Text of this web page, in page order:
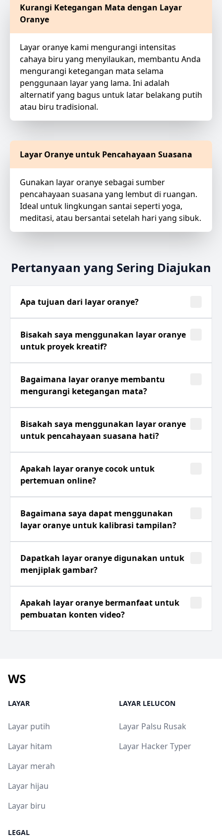
Kurangi Ketegangan Mata dengan Layar
Oranye
Layar oranye kami mengurangi intensitas
cahaya biru yang menyilaukan, membantu Anda
mengurangi ketegangan mata selama
penggunaan layar yang lama. Ini adalah
alternatif yang bagus untuk latar belakang putih
atau biru tradisional.
Layar Oranye untuk Pencahayaan Suasana
Gunakan layar oranye sebagai sumber
pencahayaan suasana yang lembut di ruangan.
Ideal untuk lingkungan santai seperti yoga,
meditasi, atau bersantai setelah hari yang sibuk.
Pertanyaan yang Sering Diajukan
Apa tujuan dari layar oranye?
Bisakah saya menggunakan layar oranye
untuk proyek kreatif?
Bagaimana layar oranye membantu
mengurangi ketegangan mata?
Bisakah saya menggunakan layar oranye
untuk pencahayaan suasana hati?
Apakah layar oranye cocok untuk
pertemuan online?
Bagaimana saya dapat menggunakan
layar oranye untuk kalibrasi tampilan?
Dapatkah layar oranye digunakan untuk
menjiplak gambar?
Apakah layar oranye bermanfaat untuk
pembuatan konten video?
WS
LAYAR
Layar putih
Layar hitam
Layar merah
Layar hijau
Layar biru
LAYAR LELUCON
Layar Palsu Rusak
Layar Hacker Typer
LEGAL